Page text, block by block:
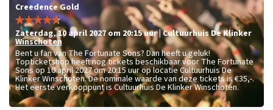
Creedence Gold
zaterdag,10 april 2027 om 20:15uur |Cultuurhuis De Klinker
Winschoten
Bent u fan van The Fortunate Sons? Dan heeft u geluk!
Topticketshop heeft nog tickets beschikbaar voor The Fortunate
Sons op 10 april 2027 om 20:15 uur op locatie Cultuurhuis De
Klinker Winschoten. De nominale waarde van deze tickets is€35,-.
Het eerste verkooppunt is Cultuurhuis De Klinker Winschoten.